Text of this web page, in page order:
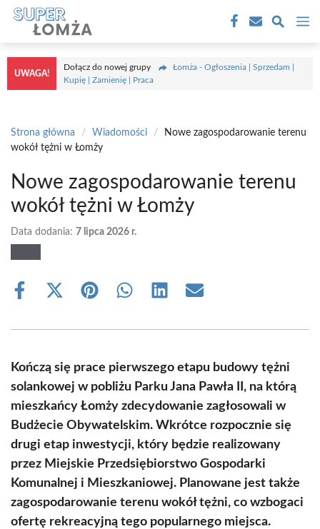
Przejdź
treści
UWAGA!
Dołącz do nowej grupy
Łomża - Ogłoszenia | Sprzedam |
Kupię | Zamienię | Praca
Strona główna / Wiadomości /
Nowe zagospodarowanie terenu
wokół tężni w Łomży
Nowe zagospodarowanie terenu
wokół tężni w Łomży
Data dodania: 7 lipca 2026 r.
Share
Share
(Twitter)
Share Share Share Share
Kończą się prace pierwszego etapu budowy tężni
solankowej w pobliżu Parku Jana Pawła II, na którą
mieszkańcy Łomży zdecydowanie zagłosowali w
Budżecie Obywatelskim. Wkrótce rozpocznie się
drugi etap inwestycji, który będzie realizowany
przez Miejskie Przedsiębiorstwo Gospodarki
Komunalnej i Mieszkaniowej. Planowane jest także
zagospodarowanie terenu wokół tężni, co wzbogaci
ofertę rekreacyjną tego popularnego miejsca.